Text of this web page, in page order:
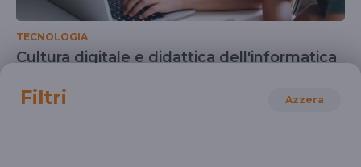
TECNOLOGIA
Cultura digitale e didattica dell'informatica
Filtri Azzera